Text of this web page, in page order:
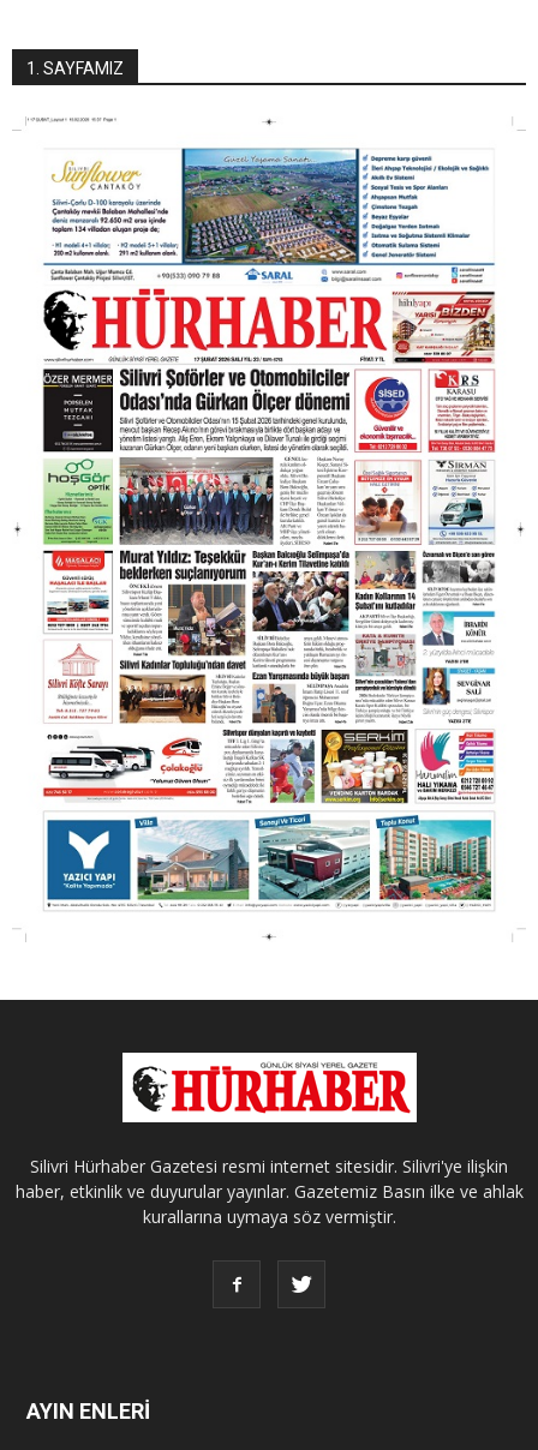
1. SAYFAMIZ
Silivri Hürhaber Gazetesi resmi internet sitesidir. Silivri'ye ilişkin
haber, etkinlik ve duyurular yayınlar. Gazetemiz Basın ilke ve ahlak
kurallarına uymaya söz vermiştir.
AYIN ENLERİ